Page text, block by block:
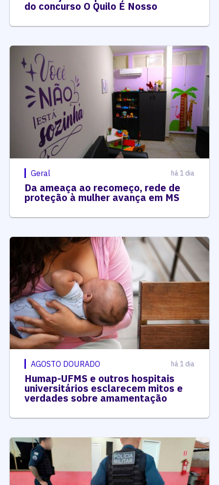
do concurso O Quilo É Nosso
Geral há 1 dia
Da ameaça ao recomeço, rede de
proteção à mulher avança em MS
AGOSTO DOURADO há 1 dia
Humap-UFMS e outros hospitais
universitários esclarecem mitos e
verdades sobre amamentação